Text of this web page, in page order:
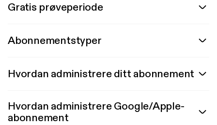
Gratis prøveperiode
Abonnementstyper
Hvordan administrere ditt abonnement
Hvordan administrere Google/Apple-
abonnement